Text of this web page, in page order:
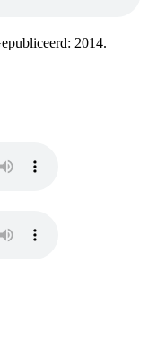
2014.